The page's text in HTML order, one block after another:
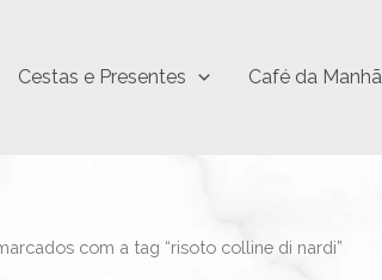
Cestas e Presentes Café da Manhã
com a tag “risoto colline di nardi”